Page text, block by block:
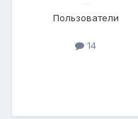
Пользователи
14